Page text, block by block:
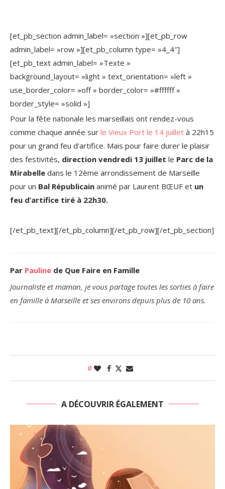
[et_pb_section admin_label= »section »][et_pb_row
admin_label= »row »][et_pb_column type= »4_4″]
[et_pb_text admin_label= »Texte »
background_layout= »light » text_orientation= »left »
use_border_color= »off » border_color= »#ffffff »
border_style= »solid »]
Pour la fête nationale les marseillais ont rendez-vous
comme chaque année sur le Vieux Port le 14 juillet à 22h15
pour un grand feu d’artifice. Mais pour faire durer le plaisir
des festivités, direction vendredi 13 juillet le Parc de la
Mirabelle dans le 12ème arrondissement de Marseille
pour un Bal Républicain animé par Laurent BŒUF et un
feu d’artifice tiré à 22h30.
[/et_pb_text][/et_pb_column][/et_pb_row][/et_pb_section]
Par Pauline de Que Faire en Famille
Journaliste et maman, je vous partage toutes les sorties à faire
en famille à Marseille et ses environs depuis plus de 10 ans.
0
A DÉCOUVRIR ÉGALEMENT